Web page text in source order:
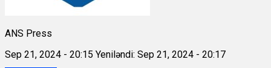
ANS Press
Sep 21, 2024 - 20:15 Yeniləndi: Sep 21, 2024 - 20:17